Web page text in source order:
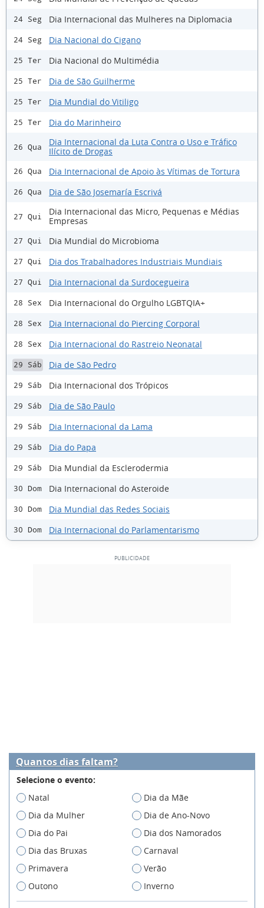
24 Seg Dia Internacional das Mulheres na Diplomacia
24 Seg Dia Nacional do Cigano
25 Ter Dia Nacional do Multimédia
25 Ter Dia de São Guilherme
25 Ter Dia Mundial do Vitiligo
25 Ter Dia do Marinheiro
26 Qua
Dia Internacional da Luta Contra o Uso e Tráfico
Ilícito de Drogas
26 Qua Dia Internacional de Apoio às Vítimas de Tortura
26 Qua Dia de São Josemaría Escrivá
27 Qui
Dia Internacional das Micro, Pequenas e Médias
Empresas
27 Qui Dia Mundial do Microbioma
27 Qui Dia dos Trabalhadores Industriais Mundiais
27 Qui Dia Internacional da Surdocegueira
28 Sex Dia Internacional do Orgulho LGBTQIA+
28 Sex Dia Internacional do Piercing Corporal
28 Sex Dia Internacional do Rastreio Neonatal
29 Sáb Dia de São Pedro
29 Sáb Dia Internacional dos Trópicos
29 Sáb Dia de São Paulo
29 Sáb Dia Internacional da Lama
29 Sáb Dia do Papa
29 Sáb Dia Mundial da Esclerodermia
30 Dom Dia Internacional do Asteroide
30 Dom Dia Mundial das Redes Sociais
30 Dom Dia Internacional do Parlamentarismo
Quantos dias faltam?
Selecione o evento:
Natal
Dia da Mãe
Dia da Mulher
Dia de Ano-Novo
Dia do Pai
Dia dos Namorados
Dia das Bruxas
Carnaval
Primavera
Verão
Outono
Inverno